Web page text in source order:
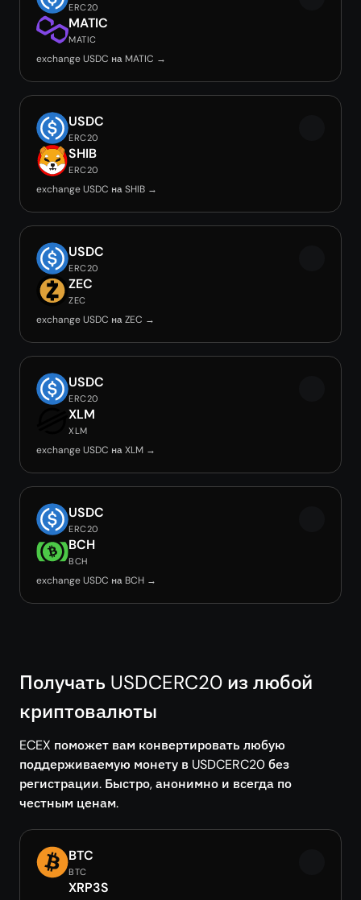
ERC20
MATIC
MATIC
exchange USDC на MATIC →
USDC
ERC20
SHIB
ERC20
exchange USDC на SHIB →
USDC
ERC20
ZEC
ZEC
exchange USDC на ZEC →
USDC
ERC20
XLM
XLM
exchange USDC на XLM →
USDC
ERC20
BCH
BCH
exchange USDC на BCH →
Получать USDCERC20 из любой
криптовалюты
ECEX поможет вам конвертировать любую
поддерживаемую монету в USDCERC20 без
регистрации. Быстро, анонимно и всегда по
честным ценам.
BTC
BTC
XRP3S